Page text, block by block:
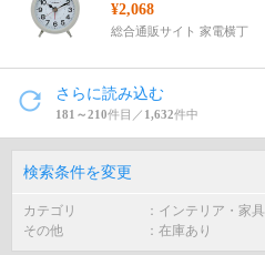
¥2,068
総合通販サイト 家電横丁
さらに読み込む
181～210件目／ 1,632件中
検索条件を変更
カテゴリ
インテリア・家具
その他
在庫あり